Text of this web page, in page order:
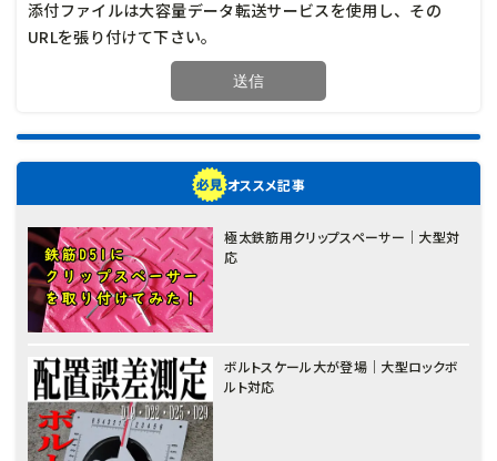
添付ファイルは大容量データ転送サービスを使用し、その
URLを張り付けて下さい。
オススメ記事
極太鉄筋用クリップスペーサー｜大型対
応
ボルトスケール大が登場｜大型ロックボ
ルト対応